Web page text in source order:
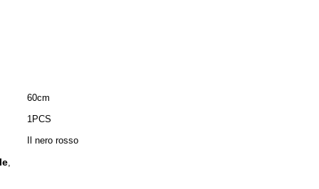
60cm
1PCS
Il nero rosso
,